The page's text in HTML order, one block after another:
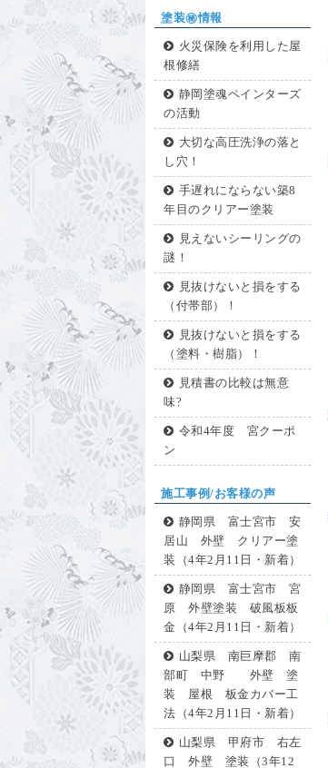
塗装㊙情報
火災保険を利用した屋
根修繕
静岡塗魂ペインターズ
の活動
大切な高圧洗浄の落と
し穴！
手遅れにならない築8
年目のクリアー塗装
見えないシーリングの
謎！
見抜けないと損をする
（付帯部）！
見抜けないと損をする
（塗料・樹脂）！
見積書の比較は無意
味?
令和4年度 宮クーポ
ン
施工事例/お客様の声
静岡県 富士宮市 安
居山 外壁 クリアー塗
装（4年2月11日・新着）
静岡県 富士宮市 宮
原 外壁塗装 破風板板
金（4年2月11日・新着）
山梨県 南巨摩郡 南
部町 中野 外壁 塗
装 屋根 板金カバー工
法（4年2月11日・新着）
山梨県 甲府市 右左
口 外壁 塗装（3年12